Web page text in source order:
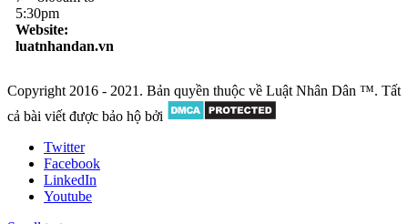
5:30pm
Website:
luatnhandan.vn
Copyright 2016 - 2021. Bản quyền thuộc về Luật Nhân Dân ™. Tất
cả bài viết được bảo hộ bởi
Twitter
Facebook
LinkedIn
Youtube